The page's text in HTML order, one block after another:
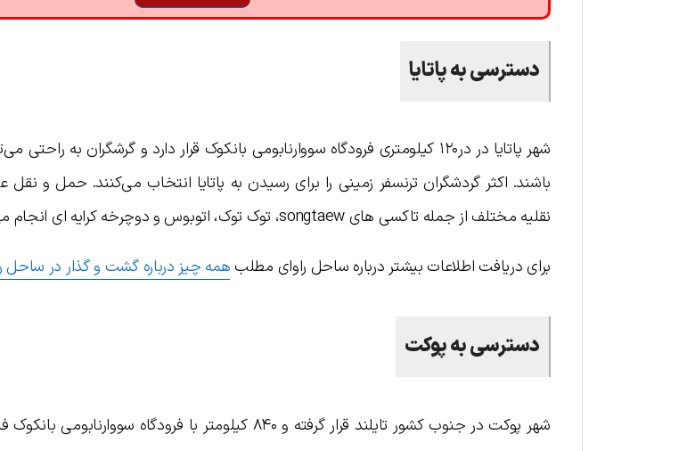
دسترسی به پاتایا
شهر پاتایا در در۱۲۰ کیلومتری فرودگاه سووارنابومی بانکوک قرار دارد و گرشگران به
باشند. اکثر گردشگران ترنسفر زمینی را برای رسیدن به پاتایا انتخاب می‌کنند. حمل و
نقلیه مختلف از جمله تاکسی های songtaew، توک توک، اتوبوس و دوچرخه کرایه ای انجام می‌شود.
برای دریافت اطلاعات بیشتر درباره ساحل راوای مطلبهمه چیز درباره گشت و گذار در ساحل
دسترسی به پوکت
شهر پوکت در جنوب کشور تایلند قرار گرفته و ۸۴۰ کیلومتر با فرودگاه